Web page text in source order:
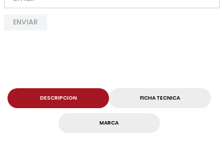
ENVIAR
DESCRIPCION FICHA TECNICA
MARCA